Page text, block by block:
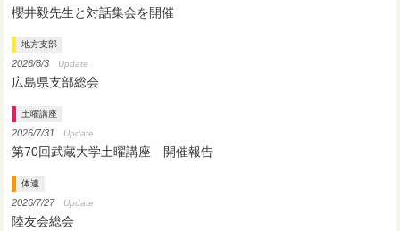
櫻井毅先生と対話集会を開催
地方支部
2026/8/3 Update
広島県支部総会
土曜講座
2026/7/31 Update
第70回武蔵大学土曜講座 開催報告
体連
2026/7/27 Update
陸友会総会